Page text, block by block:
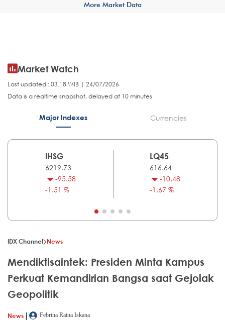
More Market Data
Market Watch
Last updated : 03.18 WIB | 24/07/2026
Data is a realtime snapshot, delayed at 10 minutes
Major Indexes Currencies
IHSG
6219.73
-95.58
-1.51 %
LQ45
616.64
-10.48
-1.67 %
IDX Channel News
Mendiktisaintek: Presiden Minta Kampus
Perkuat Kemandirian Bangsa saat Gejolak
Geopolitik
News |
Febrina Ratna Iskana